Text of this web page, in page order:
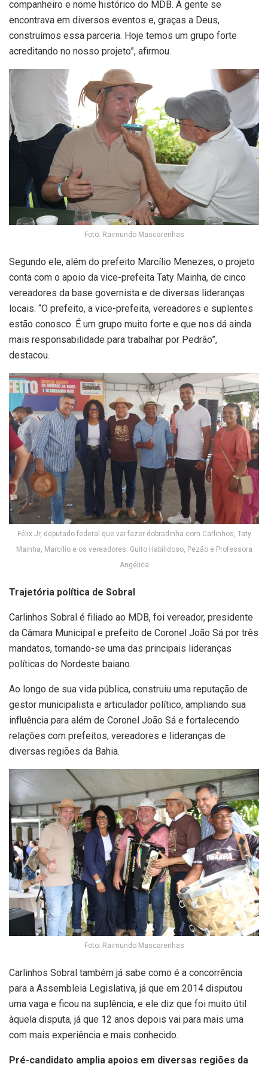
companheiro e nome histórico do MDB. A gente se
encontrava em diversos eventos e, graças a Deus,
construímos essa parceria. Hoje temos um grupo forte
acreditando no nosso projeto”, afirmou.
Foto: Raimundo Mascarenhas
Segundo ele, além do prefeito Marcílio Menezes, o projeto
conta com o apoio da vice-prefeita Taty Mainha, de cinco
vereadores da base governista e de diversas lideranças
locais. “O prefeito, a vice-prefeita, vereadores e suplentes
estão conosco. É um grupo muito forte e que nos dá ainda
mais responsabilidade para trabalhar por Pedrão”,
destacou.
Félix Jr, deputado federal que vai fazer dobradinha com Carlinhos, Taty
Mainha, Marcílio e os vereadores: Guito Habilidoso, Pezão e Professora
Angélica
Trajetória política de Sobral
Carlinhos Sobral é filiado ao MDB, foi vereador, presidente
da Câmara Municipal e prefeito de Coronel João Sá por três
mandatos, tornando-se uma das principais lideranças
políticas do Nordeste baiano.
Ao longo de sua vida pública, construiu uma reputação de
gestor municipalista e articulador político, ampliando sua
influência para além de Coronel João Sá e fortalecendo
relações com prefeitos, vereadores e lideranças de
diversas regiões da Bahia.
Foto: Raimundo Mascarenhas
Carlinhos Sobral também já sabe como é a concorrência
para a Assembleia Legislativa, já que em 2014 disputou
uma vaga e ficou na suplência, e ele diz que foi muito útil
àquela disputa, já que 12 anos depois vai para mais uma
com mais experiência e mais conhecido.
Pré-candidato amplia apoios em diversas regiões da